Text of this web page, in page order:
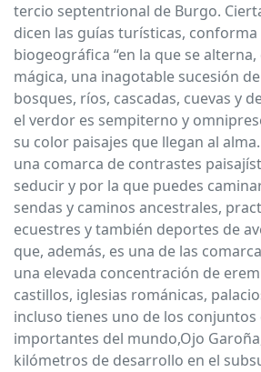
tercio septentrional de Burgo.
dicen las guías turísticas,
biogeográfica “en la que se
mágica, una inagotable sucesión
bosques, ríos, cascadas, cuevas y
el verdor es sempiterno y
su color paisajes que llegan al
una comarca de contrastes
seducir y por la que puedes
sendas y caminos ancestrales,
ecuestres y también deportes de
que, además, es una de las
una elevada concentración de
castillos, iglesias románicas,
incluso tienes uno de los conjuntos
importantes del mundo,Ojo
kilómetros de desarrollo en el